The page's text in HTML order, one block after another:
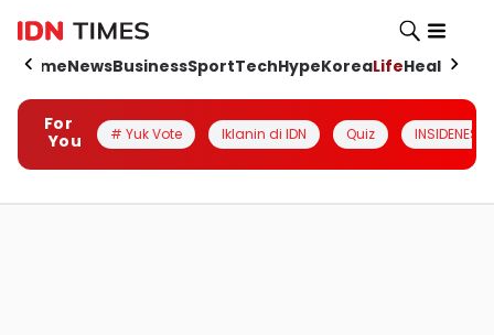
HomeNewsBusinessSportTechHypeKoreaLifeHealth
For
You
# Yuk Vote Iklanin di IDN Quiz INSIDENESIA